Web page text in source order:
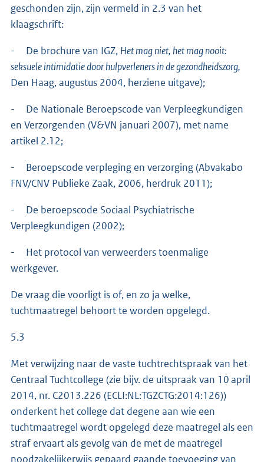
geschonden zijn, zijn vermeld in 2.3 van het
klaagschrift:
- De brochure van IGZ, Het mag niet, het mag nooit:
seksuele intimidatie door hulpverleners in de gezondheidszorg,
Den Haag, augustus 2004, herziene uitgave);
- De Nationale Beroepscode van Verpleegkundigen
en Verzorgenden (V&VN januari 2007), met name
artikel 2.12;
- Beroepscode verpleging en verzorging (Abvakabo
FNV/CNV Publieke Zaak, 2006, herdruk 2011);
- De beroepscode Sociaal Psychiatrische
Verpleegkundigen (2002);
- Het protocol van verweerders toenmalige
werkgever.
De vraag die voorligt is of, en zo ja welke,
tuchtmaatregel behoort te worden opgelegd.
5.3
Met verwijzing naar de vaste tuchtrechtspraak van het
Centraal Tuchtcollege (zie bijv. de uitspraak van 10 april
2014, nr. C2013.226 (ECLI:NL:TGZCTG:2014:126))
onderkent het college dat degene aan wie een
tuchtmaatregel wordt opgelegd deze maatregel als een
straf ervaart als gevolg van de met de maatregel
noodzakelijkerwijs gepaard gaande toevoeging van